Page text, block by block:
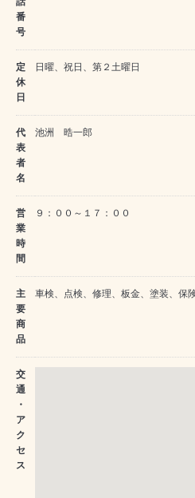
番
号
定
休
日
日曜、祝日、第２土曜日
代
表
者
名
池洲 晧一郎
営
業
時
間
９：００～１７：００
主
要
商
品
車検、点検、修理、板金、塗装、保
交
通
・
ア
ク
セ
ス